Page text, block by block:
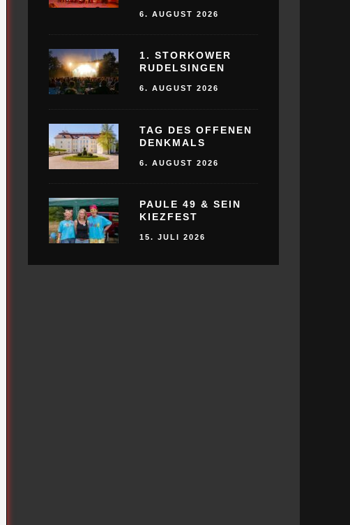
6. AUGUST 2026
1. STORKOWER
RUDELSINGEN
6. AUGUST 2026
TAG DES OFFENEN
DENKMALS
6. AUGUST 2026
PAULE 49 & SEIN
KIEZFEST
15. JULI 2026